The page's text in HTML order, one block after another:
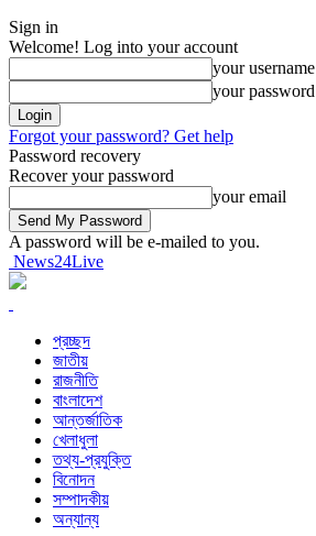
Sign in
Welcome! Log into your account
your username
your password
Forgot your password? Get help
Password recovery
Recover your password
your email
A password will be e-mailed to you.
News24Live
প্রচ্ছদ
জাতীয়
রাজনীতি
বাংলাদেশ
আন্তর্জাতিক
খেলাধুলা
তথ্য-প্রযুক্তি
বিনোদন
সম্পাদকীয়
অন্যান্য